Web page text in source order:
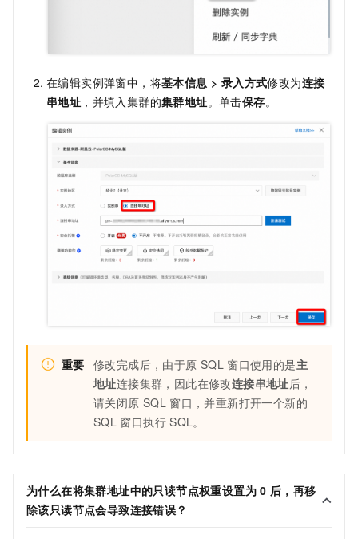
在编辑实例弹窗中，将基本信息 > 录入方式修改为连接
串地址 ，并填入集群的集群地址。单击保存。
重要 修改完成后，由于原 SQL 窗口使用的是主
地址连接集群，因此在修改连接串地址后，
请关闭原 SQL 窗口，并重新打开一个新的
SQL 窗口执行 SQL。
为什么在将集群地址中的只读节点权重设置为 0 后，再移
除该只读节点会导致连接错误？